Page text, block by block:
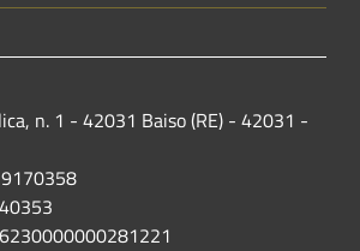
n. 1 - 42031 Baiso (RE) - 42031 -